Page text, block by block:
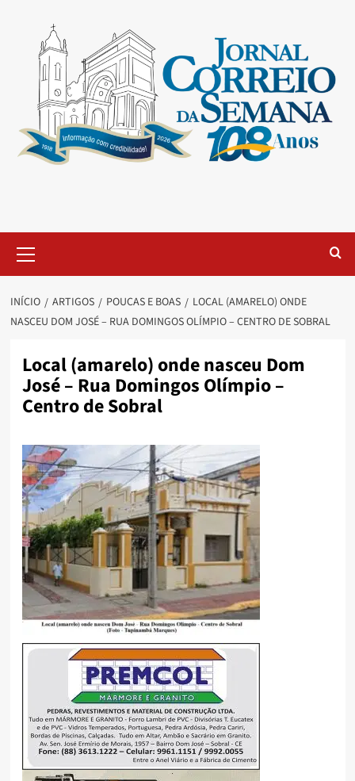
INÍCIO ARTIGOS POUCAS E BOAS
LOCAL (AMARELO) ONDE
NASCEU DOM JOSÉ – RUA DOMINGOS OLÍMPIO – CENTRO DE SOBRAL
Local (amarelo) onde nasceu Dom
José – Rua Domingos Olímpio –
Centro de Sobral